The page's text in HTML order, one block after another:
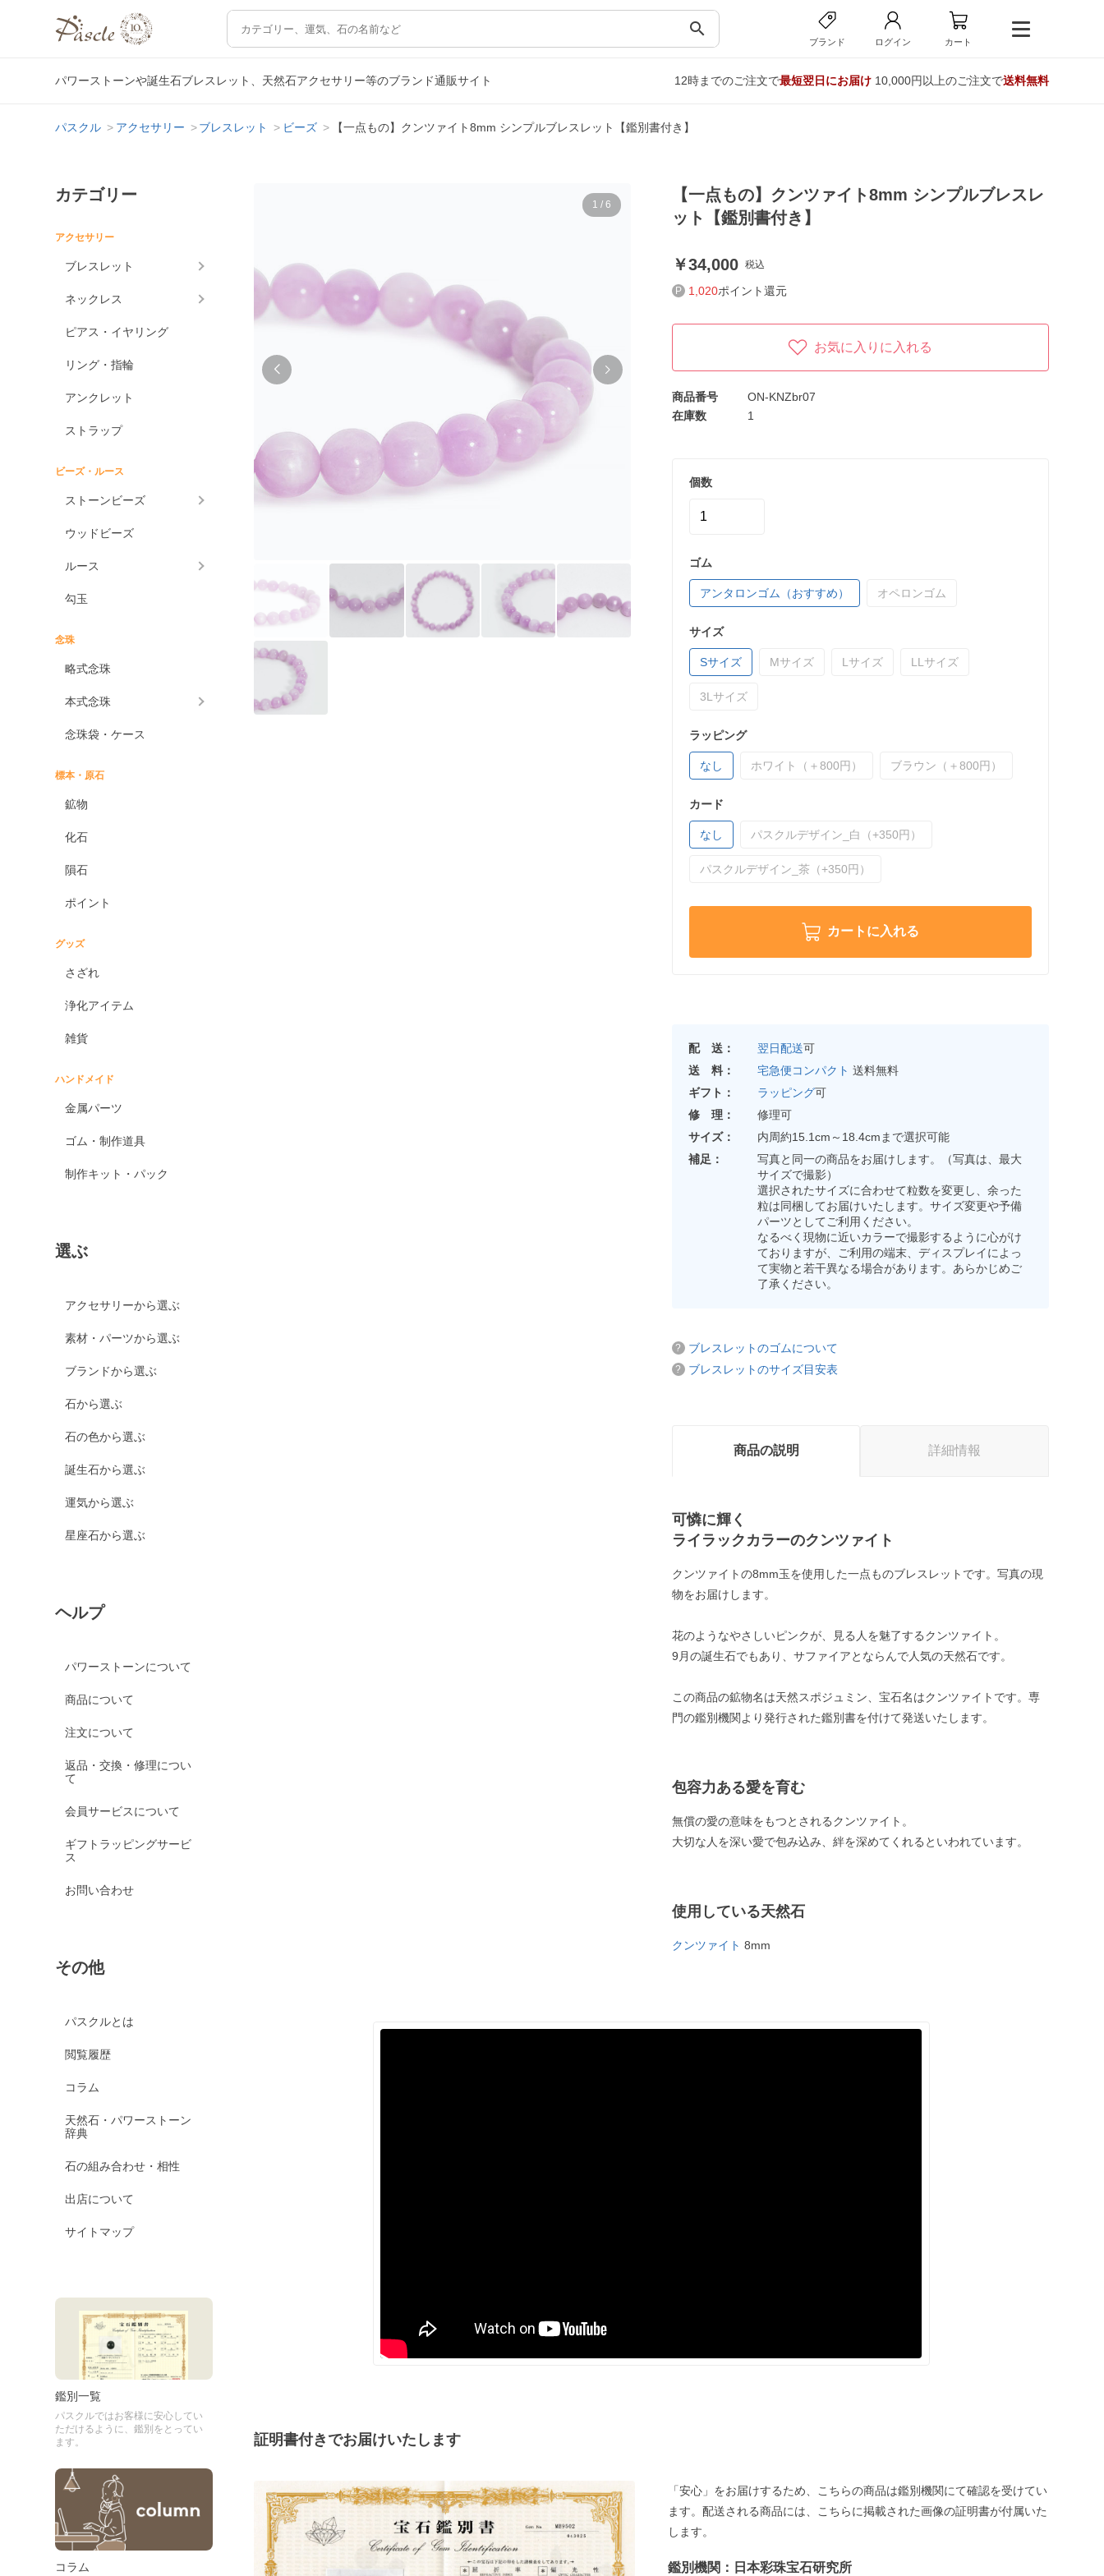
search
ブランド ログイン カート
パワーストーンや誕生石ブレスレット、天然石アクセサリー等のブランド通販サイト 12時までのご注文で最短翌日にお届け10,000円以上のご注文で送料無料
パスクル アクセサリー ブレスレット ビーズ 【一点もの】クンツァイト8mm シンプルブレスレット【鑑別書付き】
カテゴリー
アクセサリー
ブレスレット
ネックレス
ピアス・イヤリング
リング・指輪
アンクレット
ストラップ
ビーズ・ルース
ストーンビーズ
ウッドビーズ
ルース
勾玉
念珠
略式念珠
本式念珠
念珠袋・ケース
標本・原石
鉱物
化石
隕石
ポイント
グッズ
さざれ
浄化アイテム
雑貨
ハンドメイド
金属パーツ
ゴム・制作道具
制作キット・パック
選ぶ
アクセサリーから選ぶ
素材・パーツから選ぶ
ブランドから選ぶ
石から選ぶ
石の色から選ぶ
誕生石から選ぶ
運気から選ぶ
星座石から選ぶ
ヘルプ
パワーストーンについて
商品について
注文について
返品・交換・修理につい
て
会員サービスについて
ギフトラッピングサービ
ス
お問い合わせ
その他
パスクルとは
閲覧履歴
コラム
天然石・パワーストーン
辞典
石の組み合わせ・相性
出店について
サイトマップ
鑑別一覧
パスクルではお客様に安心してい
ただけるように、鑑別をとってい
ます。
コラム
1 / 6
【一点もの】クンツァイト8mm シンプルブレスレ
ット【鑑別書付き】
34,000 税込
1,020ポイント還元
お気に入りに入れる
商品番号
ON-KNZbr07
在庫数
1
個数
ゴム
アンタロンゴム（おすすめ） オペロンゴム
サイズ
Sサイズ Mサイズ Lサイズ LLサイズ
3Lサイズ
ラッピング
なし ホワイト（＋800円） ブラウン（＋800円）
カード
なし パスクルデザイン_白（+350円）
パスクルデザイン_茶（+350円）
カートに入れる
配 送： 翌日配送可
送 料：
宅急便コンパクト 送料無料
ギフト：
ラッピング可
修 理：
修理可
サイズ：
内周約15.1cm～18.4cmまで選択可能
補足：
写真と同一の商品をお届けします。（写真は、最大
サイズで撮影）
選択されたサイズに合わせて粒数を変更し、余った
粒は同梱してお届けいたします。サイズ変更や予備
パーツとしてご利用ください。
なるべく現物に近いカラーで撮影するように心がけ
ておりますが、ご利用の端末、ディスプレイによっ
て実物と若干異なる場合があります。あらかじめご
了承ください。
ブレスレットのゴムについて
ブレスレットのサイズ目安表
商品の説明 詳細情報
可憐に輝く
ライラックカラーのクンツァイト
クンツァイトの8mm玉を使用した一点ものブレスレットです。写真の現
物をお届けします。
花のようなやさしいピンクが、見る人を魅了するクンツァイト。
9月の誕生石でもあり、サファイアとならんで人気の天然石です。
この商品の鉱物名は天然スポジュミン、宝石名はクンツァイトです。専
門の鑑別機関より発行された鑑別書を付けて発送いたします。
包容力ある愛を育む
無償の愛の意味をもつとされるクンツァイト。
大切な人を深い愛で包み込み、絆を深めてくれるといわれています。
使用している天然石
クンツァイト 8mm
証明書付きでお届けいたします
「安心」をお届けするため、こちらの商品は鑑別機関にて確認を受けてい
ます。配送される商品には、こちらに掲載された画像の証明書が付属いた
します。
鑑別機関：日本彩珠宝石研究所